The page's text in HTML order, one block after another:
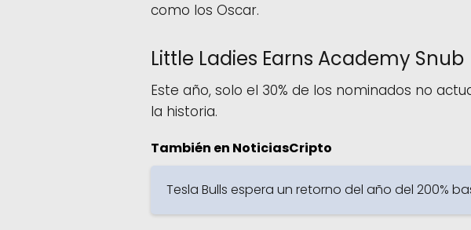
como los Oscar.
Little Ladies Earns Academy Snub
Este año, solo el 30% de los nominados no
la historia.
También en NoticiasCripto
Tesla Bulls espera un retorno del año del 200%